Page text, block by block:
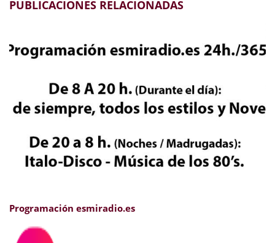
PUBLICACIONES RELACIONADAS
Programación esmiradio.es